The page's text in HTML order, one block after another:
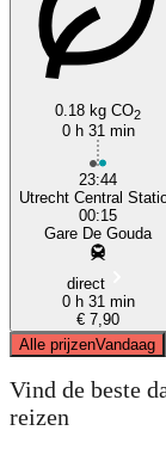
0.18 kg CO2
0 h 31 min
23:44
Utrecht Central
00:15
Gare De Gouda
direct
0 h 31 min
€ 7,90
Alle prijzenVandaag
Vind de beste
reizen